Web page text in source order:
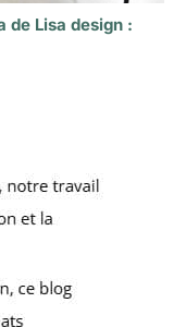
de Lisa design :